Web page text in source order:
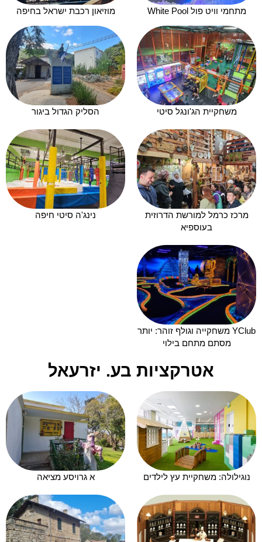
מתחמי וויט פול White Pool מוזיאון רכבת ישראל בחיפה
משחקיית הג'ונגל סיטי הסליק הגדול ביגור
מרכז כרמל למורשת הדרוזית
בעוספיא
נינג'ה סיטי חיפה
YClub משחקייה וגולף זוהר: יותר
מסתם מתחם בילוי
אטרקציות בע. יזרעאל
נוגילולה: משחקיית עץ לילדים א גרויסע מציאה